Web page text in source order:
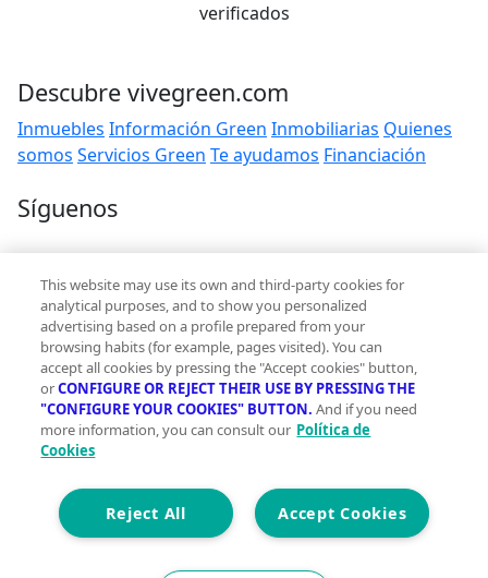
verificados
Descubre vivegreen.com
Inmuebles Información Green Inmobiliarias Quienes
somos Servicios Green Te ayudamos Financiación
Síguenos
Contacto
hola@vivegreen.com
Aviso Legal
Condiciones de uso
Politica de privacidad
Política de cookies
Accesibilidad
This website may use its own and third-party cookies for
analytical purposes, and to show you personalized
advertising based on a profile prepared from your
browsing habits (for example, pages visited). You can
accept all cookies by pressing the "Accept cookies" button,
orCONFIGURE OR REJECT THEIR USE BY PRESSING THE
"CONFIGURE YOUR COOKIES" BUTTON. And if you need
more information, you can consult our Política de
Cookies
Accept Cookies
Reject All